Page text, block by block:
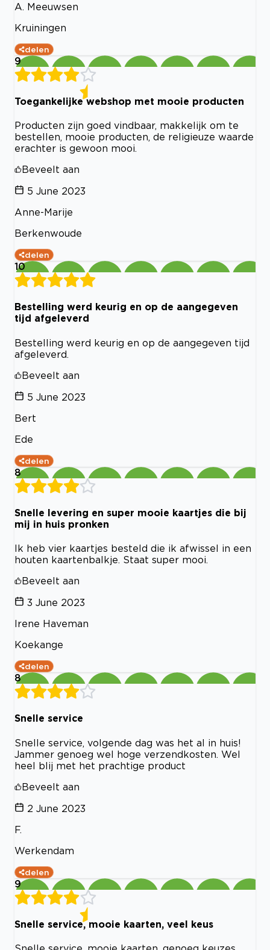
A. Meeuwsen
Kruiningen
delen
9
Toegankelijke webshop met mooie producten
Producten zijn goed vindbaar, makkelijk om te
bestellen, mooie producten, de religieuze waarde
erachter is gewoon mooi.
Beveelt aan
5 June 2023
Anne-Marije
Berkenwoude
delen
10
Bestelling werd keurig en op de aangegeven
tijd afgeleverd
Bestelling werd keurig en op de aangegeven tijd
afgeleverd.
Beveelt aan
5 June 2023
Bert
Ede
delen
8
Snelle levering en super mooie kaartjes die bij
mij in huis pronken
Ik heb vier kaartjes besteld die ik afwissel in een
houten kaartenbalkje. Staat super mooi.
Beveelt aan
3 June 2023
Irene Haveman
Koekange
delen
8
Snelle service
Snelle service, volgende dag was het al in huis!
Jammer genoeg wel hoge verzendkosten. Wel
heel blij met het prachtige product
Beveelt aan
2 June 2023
F.
Werkendam
delen
9
Snelle service, mooie kaarten, veel keus